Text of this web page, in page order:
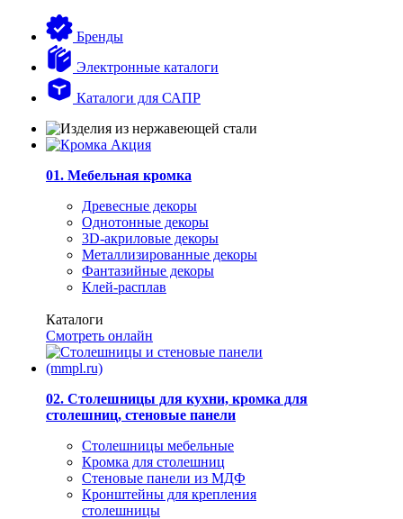
Бренды
Электронные каталоги
Каталоги для САПР
01. Мебельная кромка
Древесные декоры
Однотонные декоры
3D-акриловые декоры
Металлизированные декоры
Фантазийные декоры
Клей-расплав
Каталоги
Смотреть онлайн
02. Столешницы для кухни, кромка для
столешниц, стеновые панели
Столешницы мебельные
Кромка для столешниц
Стеновые панели из МДФ
Кронштейны для крепления
столешницы